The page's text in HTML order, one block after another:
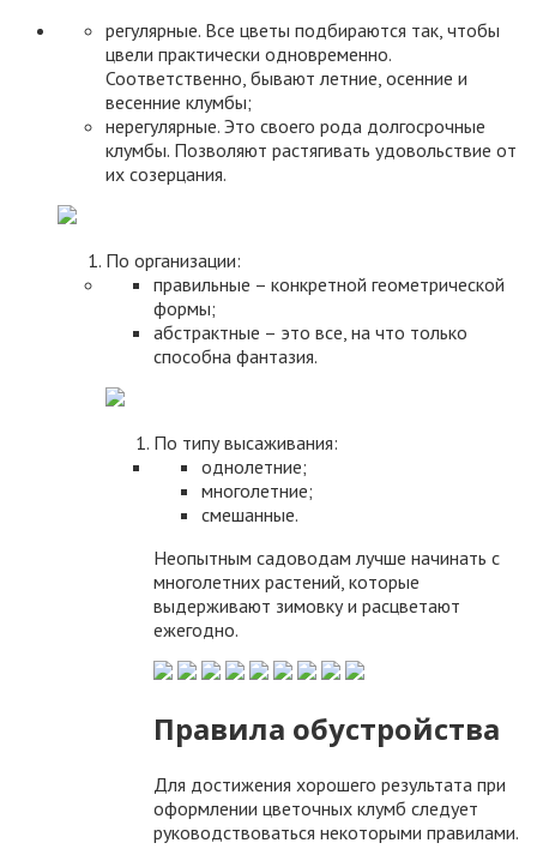
регулярные. Все цветы подбираются так, чтобы
цвели практически одновременно.
Соответственно, бывают летние, осенние и
весенние клумбы;
нерегулярные. Это своего рода долгосрочные
клумбы. Позволяют растягивать удовольствие от
их созерцания.
По организации:
правильные – конкретной геометрической
формы;
абстрактные – это все, на что только
способна фантазия.
По типу высаживания:
однолетние;
многолетние;
смешанные.
Неопытным садоводам лучше начинать с
многолетних растений, которые
выдерживают зимовку и расцветают
ежегодно.
Правила обустройства
Для достижения хорошего результата при
оформлении цветочных клумб следует
руководствоваться некоторыми правилами.